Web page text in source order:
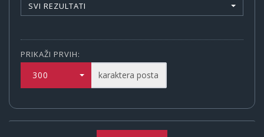
SVI REZULTATI
PRIKAŽI PRVIH:
300 karaktera posta